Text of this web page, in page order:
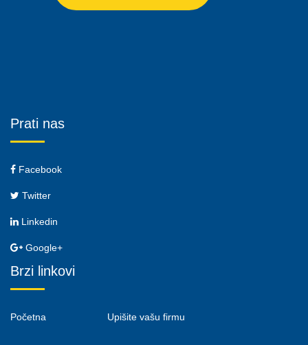
Prati nas
Facebook
Twitter
Linkedin
Google+
Brzi linkovi
Početna Upišite vašu firmu